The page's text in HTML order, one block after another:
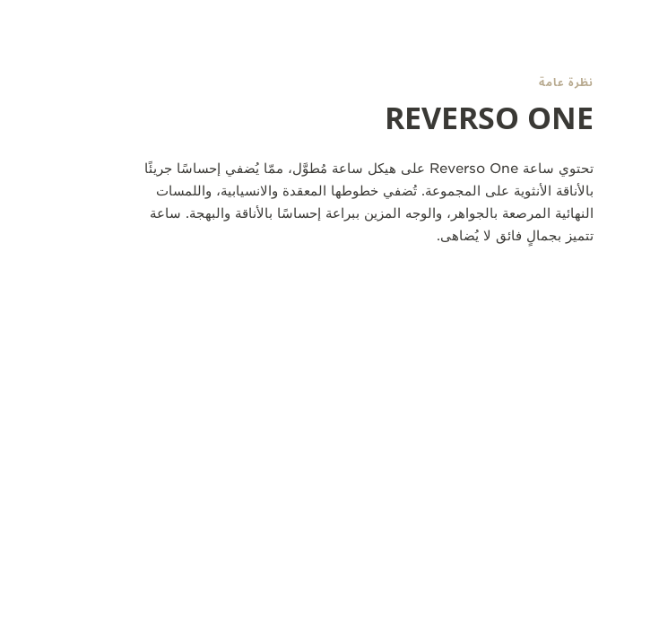
نظرة عامة
REVERSO ONE
تحتوي ساعة Reverso One على هيكل ساعة مُطوَّل، ممّا يُضفي إحساسًا جريئًا
بالأناقة الأنثوية على المجموعة. تُضفي خطوطها المعقدة والانسيابية، واللمسات
النهائية المرصعة بالجواهر، والوجه المزين ببراعة إحساسًا بالأناقة والبهجة. ساعة
تتميز بجمالٍ فائق لا يُضاهى.